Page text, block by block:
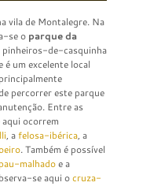
vila de Montalegre. Na
se o parque da
pinheiros-de-casquinha
é um excelente local
percorrer este parque
Entre as
ocorrem
, afelosa-ibérica, a
. Também é possível
malhadoe a
se aqui ocruza-